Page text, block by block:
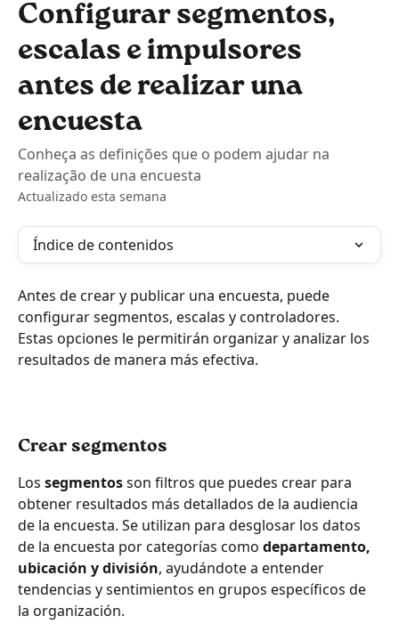
Configurar segmentos,
escalas e impulsores
antes de realizar una
encuesta
Conheça as definições que o podem ajudar na
realização de una encuesta
Actualizado esta semana
Índice de contenidos
Antes de crear y publicar una encuesta, puede
configurar segmentos, escalas y controladores.
Estas opciones le permitirán organizar y analizar los
resultados de manera más efectiva.
Crear segmentos
Los segmentos son filtros que puedes crear para
obtener resultados más detallados de la audiencia
de la encuesta. Se utilizan para desglosar los datos
de la encuesta por categorías como departamento,
ubicación y división, ayudándote a entender
tendencias y sentimientos en grupos específicos de
la organización.